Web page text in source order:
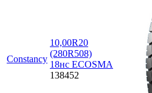
Constancy
10,00R20
(280R508)
18нс ECOSMA
138452